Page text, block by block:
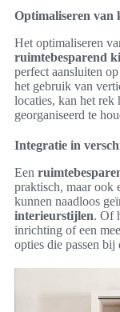
Optimaliseren van
Het optimaliseren
ruimtebesparend
perfect aansluiten
het gebruik van
locaties, kan het rek
georganiseerd te
Integratie in
Een
praktisch, maar ook
kunnen naadloos
interieurstijlen. Of
inrichting of een
opties die passen bij